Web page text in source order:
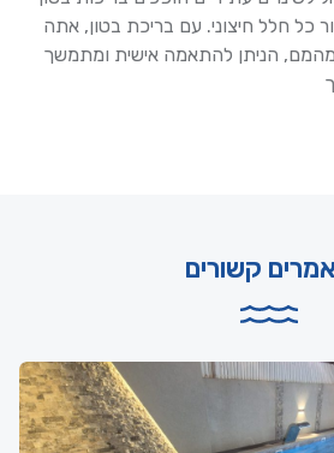
כל חלל חיצוני. עם בריכת בטון, אתה
מהמם, הניתן להתאמה אישית ומתמשך
קשורים